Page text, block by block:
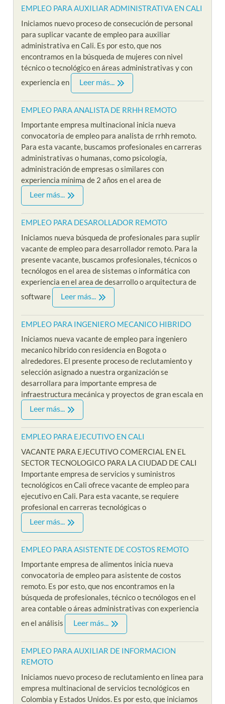
EMPLEO PARA AUXILIAR ADMINISTRATIVA EN CALI
Iniciamos nuevo proceso de consecución de personal
para suplicar vacante de empleo para auxiliar
administrativa en Cali. Es por esto, que nos
encontramos en la búsqueda de mujeres con nivel
técnico o tecnológico en áreas administrativas y con
experiencia en
Leer más...
EMPLEO PARA ANALISTA DE RRHH REMOTO
Importante empresa multinacional inicia nueva
convocatoria de empleo para analista de rrhh remoto.
Para esta vacante, buscamos profesionales en carreras
administrativas o humanas, como psicología,
administración de empresas o similares con
experiencia mínima de 2 años en el area de
Leer más...
EMPLEO PARA DESAROLLADOR REMOTO
Iniciamos nueva búsqueda de profesionales para suplir
vacante de empleo para desarrollador remoto. Para la
presente vacante, buscamos profesionales, técnicos o
tecnólogos en el area de sistemas o informática con
experiencia en el area de desarrollo o arquitectura de
software
Leer más...
EMPLEO PARA INGENIERO MECANICO HIBRIDO
Iniciamos nueva vacante de empleo para ingeniero
mecanico hibrido con residencia en Bogota o
alrededores. El presente proceso de reclutamiento y
selección asignado a nuestra organización se
desarrollara para importante empresa de
infraestructura mecánica y proyectos de gran escala en
Leer más...
EMPLEO PARA EJECUTIVO EN CALI
VACANTE PARA EJECUTIVO COMERCIAL EN EL
SECTOR TECNOLOGICO PARA LA CIUDAD DE CALI
Importante empresa de servicios y suministros
tecnológicos en Cali ofrece vacante de empleo para
ejecutivo en Cali. Para esta vacante, se requiere
profesional en carreras tecnológicas o
Leer más...
EMPLEO PARA ASISTENTE DE COSTOS REMOTO
Importante empresa de alimentos inicia nueva
convocatoria de empleo para asistente de costos
remoto. Es por esto, que nos encontramos en la
búsqueda de profesionales, técnico o tecnólogos en el
area contable o áreas administrativas con experiencia
en el análisis
Leer más...
EMPLEO PARA AUXILIAR DE INFORMACION
REMOTO
Iniciamos nuevo proceso de reclutamiento en linea para
empresa multinacional de servicios tecnológicos en
Colombia y Estados Unidos. Es por esto, que iniciamos